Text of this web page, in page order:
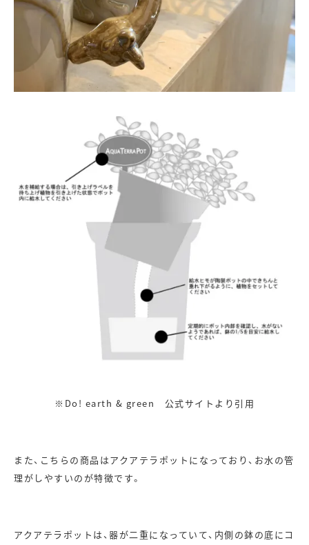
※Do! earth & green 公式サイトより引用
また、こちらの商品はアクアテラポットになっており、お水の管
理がしやすいのが特徴です。
アクアテラポットは、器が二重になっていて、内側の鉢の底にコ